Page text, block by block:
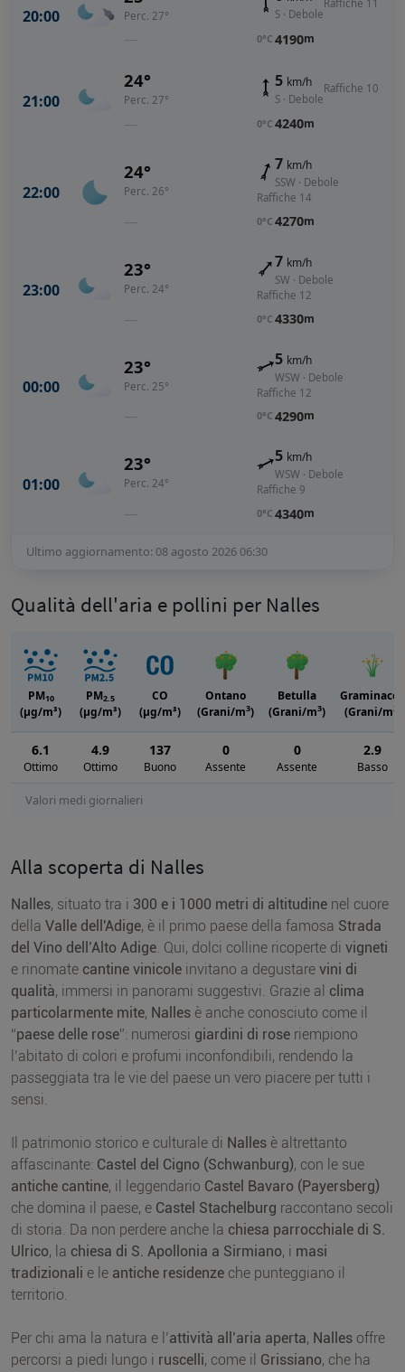
20:00 Perc. 27°
—
S · Debole
Raffiche 11
0°C 4190m
21:00
24°
Perc. 27°
—
5 km/h
S · Debole
Raffiche 10
0°C 4240m
22:00
24°
Perc. 26°
—
7 km/h
SSW · Debole
Raffiche 14
0°C 4270m
23:00
23°
Perc. 24°
—
7 km/h
SW · Debole
Raffiche 12
0°C 4330m
00:00
23°
Perc. 25°
—
5 km/h
WSW · Debole
Raffiche 12
0°C 4290m
01:00
23°
Perc. 24°
—
5 km/h
WSW · Debole
Raffiche 9
0°C 4340m
Ultimo aggiornamento: 08 agosto 2026 06:30
Qualità dell'aria e pollini per Nalles
Valori medi giornalieri
PM10
(μg/m³)
PM2.5
(μg/m³)
CO
(μg/m³)
Ontano
(Grani/m3)
Betulla
(Grani/m3)
Graminacee
(Grani/m3
6.1
Ottimo
4.9
Ottimo
137
Buono
0
Assente
0
Assente
2.9
Basso
Alla scoperta di Nalles
Nalles, situato tra i 300 e i 1000 metri di altitudine nel cuore
della Valle dell'Adige, è il primo paese della famosa Strada
del Vino dell’Alto Adige. Qui, dolci colline ricoperte di vigneti
e rinomate cantine vinicole invitano a degustare vini di
qualità, immersi in panorami suggestivi. Grazie al clima
particolarmente mite, Nalles è anche conosciuto come il
“paese delle rose”: numerosi giardini di rose riempiono
l’abitato di colori e profumi inconfondibili, rendendo la
passeggiata tra le vie del paese un vero piacere per tutti i
sensi.
Il patrimonio storico e culturale di Nalles è altrettanto
affascinante: Castel del Cigno (Schwanburg), con le sue
antiche cantine, il leggendario Castel Bavaro (Payersberg)
che domina il paese, e Castel Stachelburg raccontano secoli
di storia. Da non perdere anche la chiesa parrocchiale di S.
Ulrico, la chiesa di S. Apollonia a Sirmiano, i masi
tradizionali e le antiche residenze che punteggiano il
territorio.
Per chi ama la natura e l’attività all’aria aperta, Nalles offre
percorsi a piedi lungo i ruscelli, come il Grissiano, che ha